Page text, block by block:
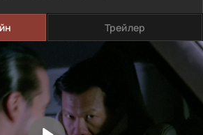
Трейлер